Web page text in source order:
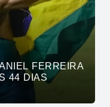
FERREIRA
44 DIAS